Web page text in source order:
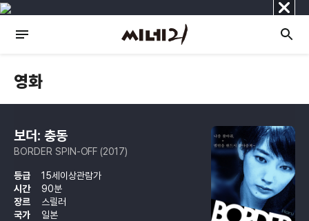
닫
기
영화
보더: 충동
BORDER SPIN-OFF (2017)
등급
15세이상관람가
시간
90분
장르
스릴러
국가
일본